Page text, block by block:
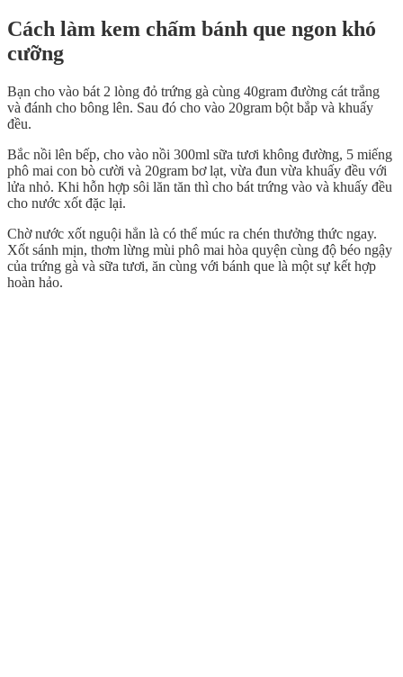
Cách làm kem chấm bánh que ngon khó
cưỡng
Bạn cho vào bát 2 lòng đỏ trứng gà cùng 40gram đường cát trắng
và đánh cho bông lên. Sau đó cho vào 20gram bột bắp và khuấy
đều.
Bắc nồi lên bếp, cho vào nồi 300ml sữa tươi không đường, 5 miếng
phô mai con bò cười và 20gram bơ lạt, vừa đun vừa khuấy đều với
lửa nhỏ. Khi hỗn hợp sôi lăn tăn thì cho bát trứng vào và khuấy đều
cho nước xốt đặc lại.
Chờ nước xốt nguội hẳn là có thể múc ra chén thưởng thức ngay.
Xốt sánh mịn, thơm lừng mùi phô mai hòa quyện cùng độ béo ngậy
của trứng gà và sữa tươi, ăn cùng với bánh que là một sự kết hợp
hoàn hảo.